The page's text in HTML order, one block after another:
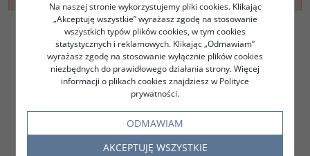
Na naszej stronie wykorzystujemy pliki cookies. Klikając
„Akceptuję wszystkie” wyrażasz zgodę na stosowanie
wszystkich typów plików cookies, w tym cookies
statystycznych i reklamowych. Klikając „Odmawiam”
wyrażasz zgodę na stosowanie wyłącznie plików cookies
niezbędnych do prawidłowego działania strony. Więcej
informacji o plikach cookies znajdziesz w Polityce
prywatności.
ODMAWIAM
AKCEPTUJĘ WSZYSTKIE